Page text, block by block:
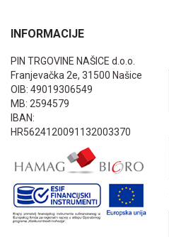
INFORMACIJE
PIN TRGOVINE NAŠICE d.o.o.
Franjevačka 2e, 31500 Našice
OIB: 49019306549
MB: 2594579
IBAN:
HR5624120091132003370